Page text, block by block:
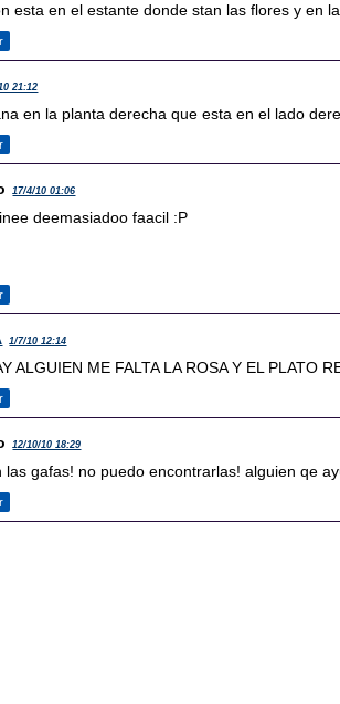
esta en el estante donde stan las flores y en
21:12
en la planta derecha que esta en el lado
17/4/10 01:06
deemasiadoo faacil :P
1/7/10 12:14
ALGUIEN ME FALTA LA ROSA Y EL PLATO
12/10/10 18:29
las gafas! no puedo encontrarlas! alguien qe